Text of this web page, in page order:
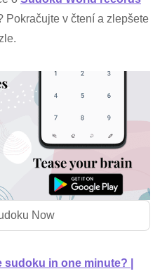
Pokračujte v čtení a zlepšete
Now
sudoku in one minute?